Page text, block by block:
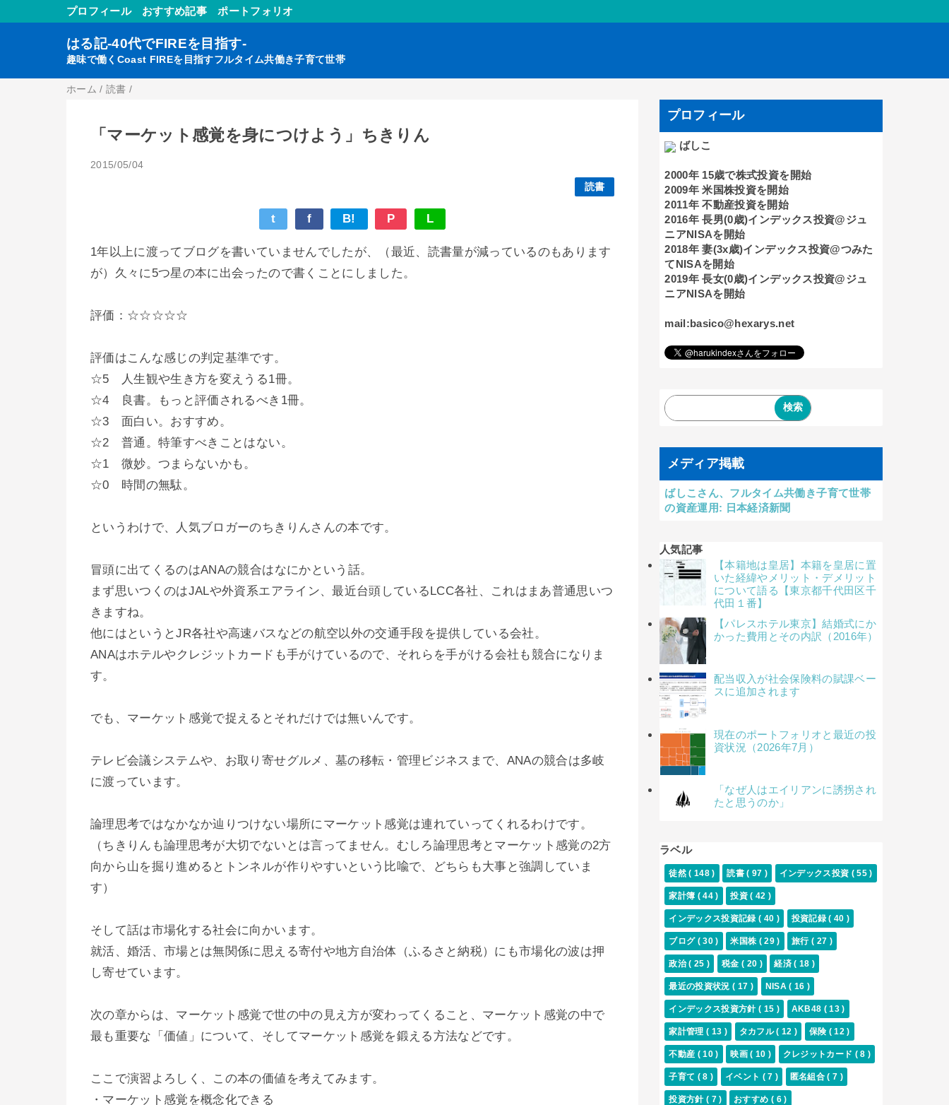
プロフィール おすすめ記事 ポートフォリオ
はる記-40代でFIREを目指す-
趣味で働くCoast FIREを目指すフルタイム共働き子育て世帯
ホーム /読書 /
「マーケット感覚を身につけよう」ちきりん
2015/05/04
読書
t f B! P L
1年以上に渡ってブログを書いていませんでしたが、（最近、読書量が減っているのもあります
が）久々に5つ星の本に出会ったので書くことにしました。
評価：☆☆☆☆☆
評価はこんな感じの判定基準です。
☆5 人生観や生き方を変えうる1冊。
☆4 良書。もっと評価されるべき1冊。
☆3 面白い。おすすめ。
☆2 普通。特筆すべきことはない。
☆1 微妙。つまらないかも。
☆0 時間の無駄。
というわけで、人気ブロガーのちきりんさんの本です。
冒頭に出てくるのはANAの競合はなにかという話。
まず思いつくのはJALや外資系エアライン、最近台頭しているLCC各社、これはまあ普通思いつ
きますね。
他にはというとJR各社や高速バスなどの航空以外の交通手段を提供している会社。
ANAはホテルやクレジットカードも手がけているので、それらを手がける会社も競合になりま
す。
でも、マーケット感覚で捉えるとそれだけでは無いんです。
テレビ会議システムや、お取り寄せグルメ、墓の移転・管理ビジネスまで、ANAの競合は多岐
に渡っています。
論理思考ではなかなか辿りつけない場所にマーケット感覚は連れていってくれるわけです。
（ちきりんも論理思考が大切でないとは言ってません。むしろ論理思考とマーケット感覚の2方
向から山を掘り進めるとトンネルが作りやすいという比喩で、どちらも大事と強調していま
す）
そして話は市場化する社会に向かいます。
就活、婚活、市場とは無関係に思える寄付や地方自治体（ふるさと納税）にも市場化の波は押
し寄せています。
次の章からは、マーケット感覚で世の中の見え方が変わってくること、マーケット感覚の中で
最も重要な「価値」について、そしてマーケット感覚を鍛える方法などです。
ここで演習よろしく、この本の価値を考えてみます。
・マーケット感覚を概念化できる
プロフィール
ばしこ
2000年 15歳で株式投資を開始
2009年 米国株投資を開始
2011年 不動産投資を開始
2016年 長男(0歳)インデックス投資@ジュ
ニアNISAを開始
2018年 妻(3x歳)インデックス投資@つみた
てNISAを開始
2019年 長女(0歳)インデックス投資@ジュ
ニアNISAを開始
mail:basico@hexarys.net
メディア掲載
ばしこさん、フルタイム共働き子育て世帯
の資産運用: 日本経済新聞
人気記事
【本籍地は皇居】本籍を皇居に置
いた経緯やメリット・デメリット
について語る【東京都千代田区千
代田１番】
【パレスホテル東京】結婚式にか
かった費用とその内訳（2016年）
配当収入が社会保険料の賦課ベー
スに追加されます
現在のポートフォリオと最近の投
資状況（2026年7月）
「なぜ人はエイリアンに誘拐され
たと思うのか」
ラベル
徒然( 148 ) 読書( 97 ) インデックス投資 ( 55 )
家計簿 ( 44 ) 投資( 42 )
インデックス投資記録( 40 ) 投資記録( 40 )
ブログ ( 30 ) 米国株 ( 29 ) 旅行 ( 27 )
政治( 25 ) 税金 ( 20 ) 経済( 18 )
最近の投資状況( 17 ) NISA( 16 )
インデックス投資方針( 15 ) AKB48 ( 13 )
家計管理( 13 ) タカフル( 12 ) 保険 ( 12 )
不動産 ( 10 ) 映画( 10 ) クレジットカード ( 8 )
子育て ( 8 ) イベント ( 7 ) 匿名組合( 7 )
投資方針( 7 ) おすすめ ( 6 )